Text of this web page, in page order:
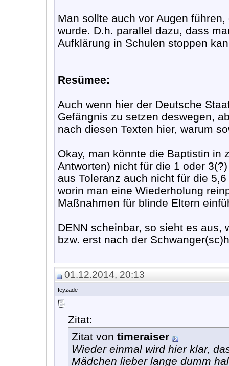
Man sollte auch vor Augen
wurde. D.h. parallel dazu, dass
Aufklärung in Schulen stoppen
Resümee:
Auch wenn hier der Deutsche
Gefängnis zu setzen deswegen,
nach diesen Texten hier, warum
Okay, man könnte die Baptistin in
Antworten) nicht für die 1 oder
aus Toleranz auch nicht für die
worin man eine Wiederholung
Maßnahmen für blinde Eltern
DENN scheinbar, so sieht es aus,
bzw. erst nach der
01.12.2014, 20:13
feyzade
Zitat:
Zitat von timeraiser
Wieder einmal wird hier klar,
Mädchen lieber lange dumm